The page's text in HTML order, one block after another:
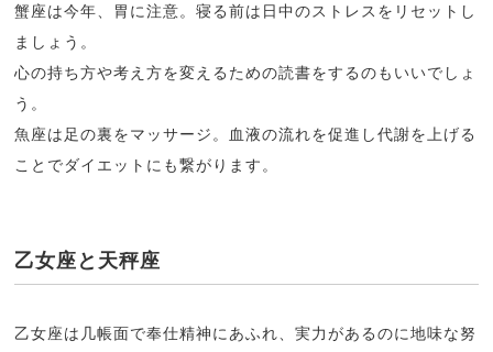
蟹座は今年、胃に注意。寝る前は日中のストレスをリセットし
ましょう。
心の持ち方や考え方を変えるための読書をするのもいいでしょ
う。
魚座は足の裏をマッサージ。血液の流れを促進し代謝を上げる
ことでダイエットにも繋がります。
乙女座と天秤座
乙女座は几帳面で奉仕精神にあふれ、実力があるのに地味な努